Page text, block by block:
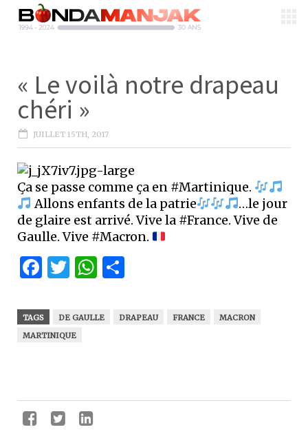
« Le voilà notre drapeau
chéri »
JUILLET 15TH, 2017
Ça se passe comme ça en #Martinique.
Allons enfants de la patrie
…le jour
de glaire est arrivé. Vive la #France. Vive de
Gaulle. Vive #Macron.
Facebook
Twitter
WhatsApp
TAGS DE GAULLE DRAPEAU FRANCE
MACRON
MARTINIQUE